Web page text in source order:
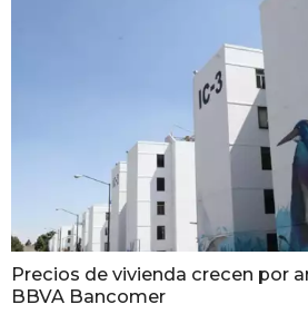
Precios de vivienda crecen por
BBVA Bancomer